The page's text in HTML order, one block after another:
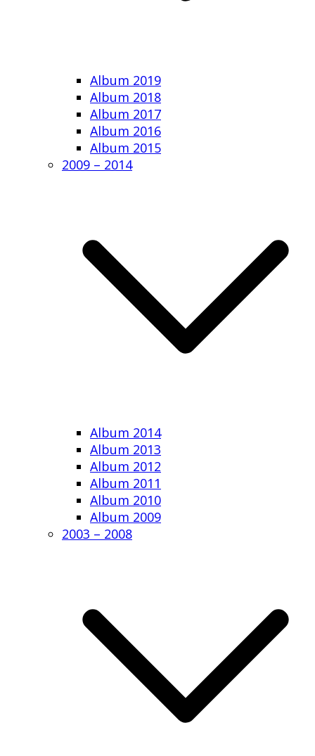
Album 2019
Album 2018
Album 2017
Album 2016
Album 2015
2009 – 2014
Album 2014
Album 2013
Album 2012
Album 2011
Album 2010
Album 2009
2003 – 2008